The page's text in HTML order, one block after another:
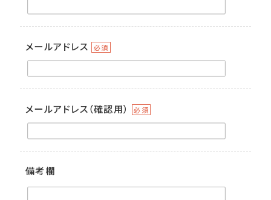
メールアドレス 必須
メールアドレス（確認用） 必須
備考欄